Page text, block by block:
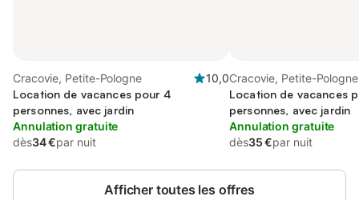
Cracovie, Petite-Pologne
10,0
Location de vacances pour 4
personnes, avec jardin
Annulation gratuite
dès34 €par nuit
Cracovie, Petite-Pologne
Location de vacances
personnes, avec jardin
Annulation gratuite
dès35 €par nuit
Afficher toutes les offres